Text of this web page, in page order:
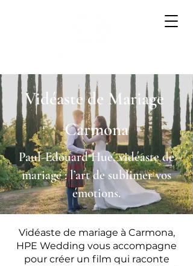
Vidéaste de Mariage
Carmona
Paul-Edouard Hue, vidéaste de
mariage : l’art de sublimer vos
émotions.
Vidéaste de mariage à Carmona,
HPE Wedding vous accompagne
pour créer un film qui raconte